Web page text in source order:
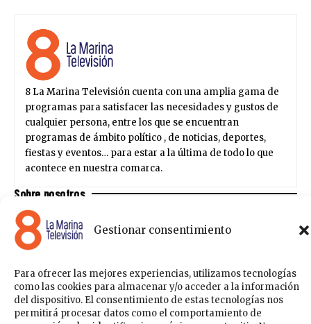
Gestionar consentimiento
Para ofrecer las mejores experiencias, utilizamos tecnologías
como las cookies para almacenar y/o acceder a la información
del dispositivo. El consentimiento de estas tecnologías nos
permitirá procesar datos como el comportamiento de
8 La Marina Televisión cuenta con una amplia gama de
programas para satisfacer las necesidades y gustos de
cualquier persona, entre los que se encuentran
programas de ámbito político , de noticias, deportes,
fiestas y eventos… para estar a la última de todo lo que
acontece en nuestra comarca.
Sobre nosotros
Acceder
Contáctanos
Política de Cookies
148k 41